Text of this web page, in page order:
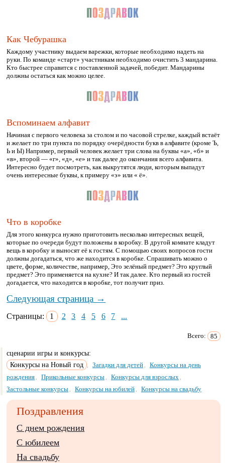
Как Чебурашка
Каждому участнику выдаем варежки, которые необходимо надеть на
руки. По команде «старт» участникам необходимо очистить 3 мандарина.
Кто быстрее справится с поставленной задачей, победит. Мандарины
должны остаться как можно целее.
Вспоминаем алфавит
Начиная с первого человека за столом и по часовой стрелке, каждый встаёт
и желает по три пункта по порядку очерёдности букв в алфавите (кроме Ъ,
Ь и Ы) Например, первый человек желает три слова на буквы «а», «б» и
«в», второй — «г», «д», «е» и так далее до окончания всего алфавита.
Интересно будет посмотреть, как выкрутятся люди, которым выпадут
очень интересные буквы, к примеру «э» или « ё».
Что в коробке
Для этого конкурса нужно приготовить несколько интересных вещей,
которые по очереди будут положены в коробку. В другой комнате кладут
вещь в коробку и выносят её к гостям. С помощью своих вопросов гости
должны догадаться, что же находится в коробке. Спрашивать можно о
цвете, форме, количестве, например, Это зелёный предмет? Это круглый
предмет? Это применяется на кухне? И так далее. Кто первый из гостей
догадается, что находится в коробке, тот получит приз.
Следующая страница →
Страницы: 1 2 3 4 5 6 7 ...
Всего: 85
сценарии игры и конкурсы:
Конкурсы на Новый год
Загадки для детей
Конкурсы на день
рождения
Прикольные конкурсы Конкурсы для взрослых
Застольные конкурсы Конкурсы на юбилей Конкурсы на свадьбу
Поздравления
С днем рождения
С юбилеем
На свадьбу